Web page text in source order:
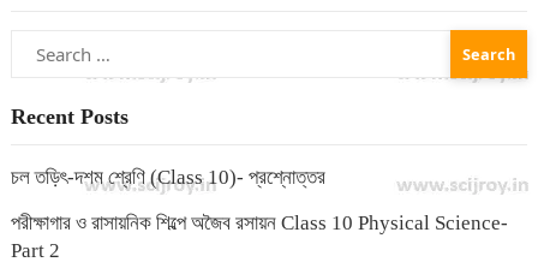
for:
Recent Posts
চল তড়িৎ-দশম শ্রেণি (Class 10)- প্রশ্নোত্তর
পরীক্ষাগার ও রাসায়নিক শিল্পে অজৈব রসায়ন Class 10 Physical Science-
Part 2